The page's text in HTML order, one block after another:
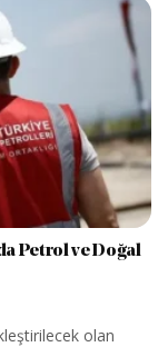
Petrol ve Doğal
olan